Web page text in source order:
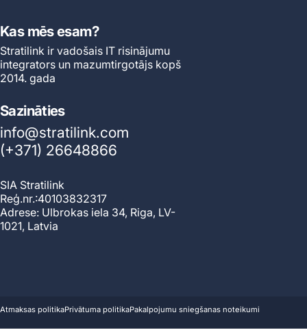
Kas mēs esam?
Stratilink ir vadošais IT risinājumu
integrators un mazumtirgotājs kopš
2014. gada
Sazināties
info@stratilink.com
(+371) 26648866
SIA Stratilink
Reģ.nr.:40103832317
Adrese: Ulbrokas iela 34, Riga, LV-
1021, Latvia
Atmaksas politikaPrivātuma politikaPakalpojumu sniegšanas noteikumi